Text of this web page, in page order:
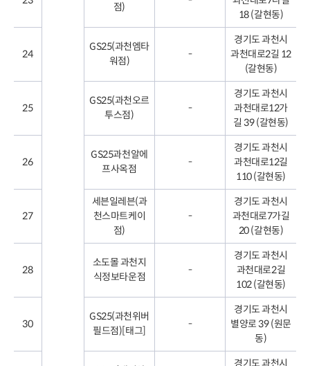
점)
18 (갈현동)
24
GS25(과천엠타
워점)
-
경기도 과천시
과천대로2길 12
(갈현동)
25
GS25(과천오르
투스점)
-
경기도 과천시
과천대로12가
길 39 (갈현동)
26
GS25과천알에
프사옥점
-
경기도 과천시
과천대로12길
110 (갈현동)
27
세븐일레븐(과
천스마트케이
점)
-
경기도 과천시
과천대로7가길
20 (갈현동)
28
소도몰 과천지
식정보타운점
-
경기도 과천시
과천대로2길
102 (갈현동)
30
GS25(과천위버
필드점)[태그]
-
경기도 과천시
별양로 39 (원문
동)
경기도 과천시